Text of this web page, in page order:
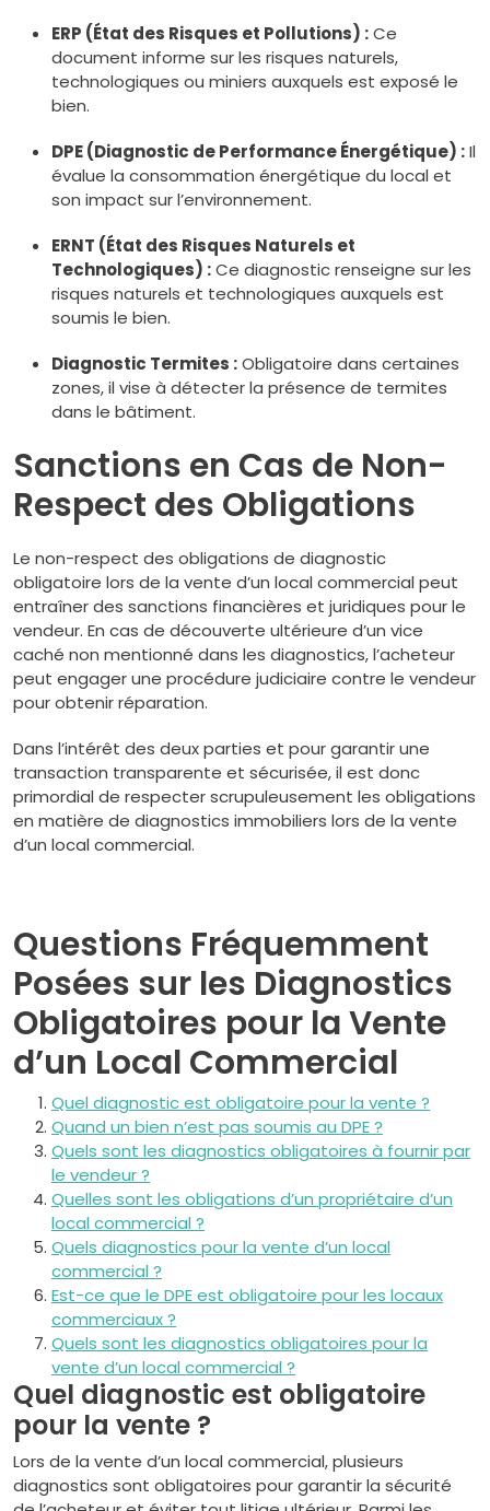
ERP (État des Risques et Pollutions) :Ce
document informe sur les risques naturels,
technologiques ou miniers auxquels est exposé le
bien.
DPE (Diagnostic de Performance Énergétique) :Il
évalue la consommation énergétique du local et
son impact sur l’environnement.
ERNT (État des Risques Naturels et
Technologiques) :Ce diagnostic renseigne sur les
risques naturels et technologiques auxquels est
soumis le bien.
Diagnostic Termites :Obligatoire dans certaines
zones, il vise à détecter la présence de termites
dans le bâtiment.
Sanctions en Cas de Non-
Respect des Obligations
Le non-respect des obligations de diagnostic
obligatoire lors de la vente d’un local commercial peut
entraîner des sanctions financières et juridiques pour le
vendeur. En cas de découverte ultérieure d’un vice
caché non mentionné dans les diagnostics, l’acheteur
peut engager une procédure judiciaire contre le vendeur
pour obtenir réparation.
Dans l’intérêt des deux parties et pour garantir une
transaction transparente et sécurisée, il est donc
primordial de respecter scrupuleusement les obligations
en matière de diagnostics immobiliers lors de la vente
d’un local commercial.
Questions Fréquemment
Posées sur les Diagnostics
Obligatoires pour la Vente
d’un Local Commercial
Quel diagnostic est obligatoire pour la vente ?
Quand un bien n’est pas soumis au DPE ?
Quels sont les diagnostics obligatoires à fournir par
le vendeur ?
Quelles sont les obligations d’un propriétaire d’un
local commercial ?
Quels diagnostics pour la vente d’un local
commercial ?
Est-ce que le DPE est obligatoire pour les locaux
commerciaux ?
Quels sont les diagnostics obligatoires pour la
vente d’un local commercial ?
Quel diagnostic est obligatoire
pour la vente ?
Lors de la vente d’un local commercial, plusieurs
diagnostics sont obligatoires pour garantir la sécurité